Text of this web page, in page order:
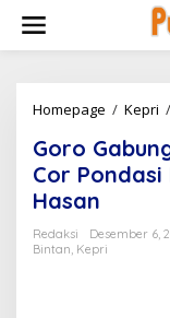
w
Homepage / Kepri /
Goro
Cor
Hasan
Redaksi
Desember 6,
Bintan, Kepri